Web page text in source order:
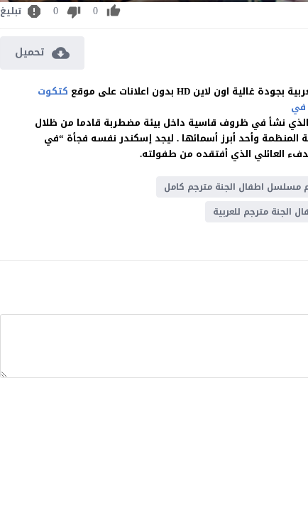
0
0 تبليغ
تحميل
كتكوت
نشأ في ظروف قاسية داخل بيئة مضطربة قادما من ظلال
المنظمة وأحد أبرز أسمائها . ليجد إسكندر نفسه فجأة “في
العائلي الذي أفتقده من طفولته.
مسلسل اطفال الجنة مترجم كامل
الجنة مترجم للعربية